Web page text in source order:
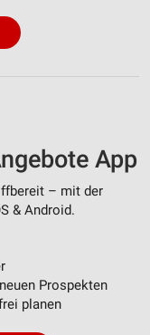
App
– mit der
& Android.
Prospekten
planen